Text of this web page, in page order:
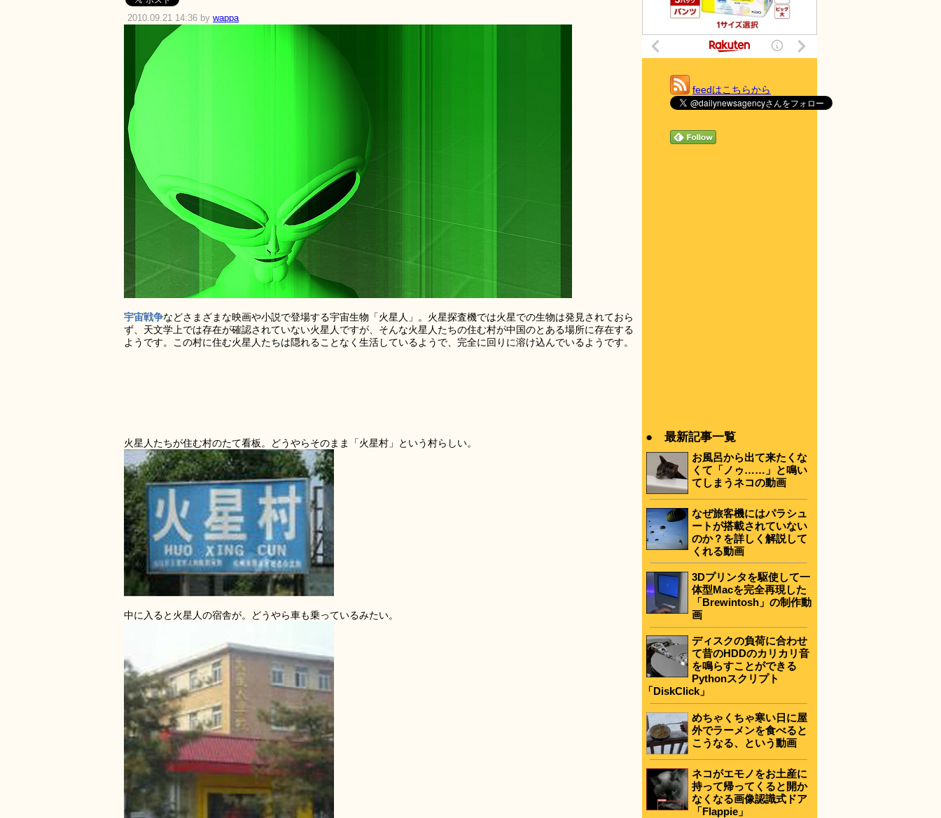
2010.09.21 14:36 by wappa
宇宙戦争などさまざまな映画や小説で登場する宇宙生物「火星人」。火星探査機では火星での生物は発見されておら
ず、天文学上では存在が確認されていない火星人ですが、そんな火星人たちの住む村が中国のとある場所に存在する
ようです。この村に住む火星人たちは隠れることなく生活しているようで、完全に回りに溶け込んでいるようです。
火星人たちが住む村のたて看板。どうやらそのまま「火星村」という村らしい。
中に入ると火星人の宿舎が。どうやら車も乗っているみたい。
feedはこちらから
● 最新記事一覧
お風呂から出て来たくな
くて「ノゥ……」と鳴い
てしまうネコの動画
なぜ旅客機にはパラシュ
ートが搭載されていない
のか？を詳しく解説して
くれる動画
3Dプリンタを駆使して一
体型Macを完全再現した
「Brewintosh」の制作動
画
ディスクの負荷に合わせ
て昔のHDDのカリカリ音
を鳴らすことができる
Pythonスクリプト
「DiskClick」
めちゃくちゃ寒い日に屋
外でラーメンを食べると
こうなる、という動画
ネコがエモノをお土産に
持って帰ってくると開か
なくなる画像認識式ドア
「Flappie」